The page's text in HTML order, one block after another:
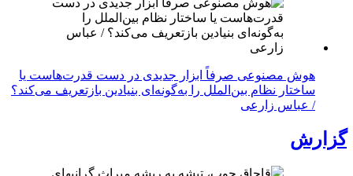
هوش مصنوعی صرفاً ابزار جدیدی در دست قدرت‌هاست یا
ساختار نظام بین‌الملل را به‌گونه‌ای بنیادین بازتعریف می‌کند؟
/ عباس زارعی
گزارش